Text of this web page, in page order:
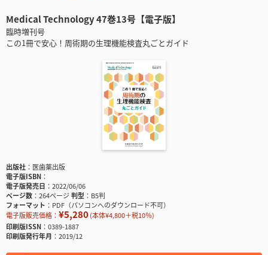
Medical Technology 47巻13号【電子版】
臨時増刊号
この1冊で安心！周術期の生理機能検査丸ごとガイド
出版社
医歯薬出版
電子版ISBN
電子版発売日
2022/06/06
ページ数
264ページ判型
B5判
フォーマット
PDF（パソコンへのダウンロード不可）
電子版販売価格： ¥5,280(本体¥4,800＋税10％)
印刷版ISSN
0389-1887
印刷版発行年月
2019/12